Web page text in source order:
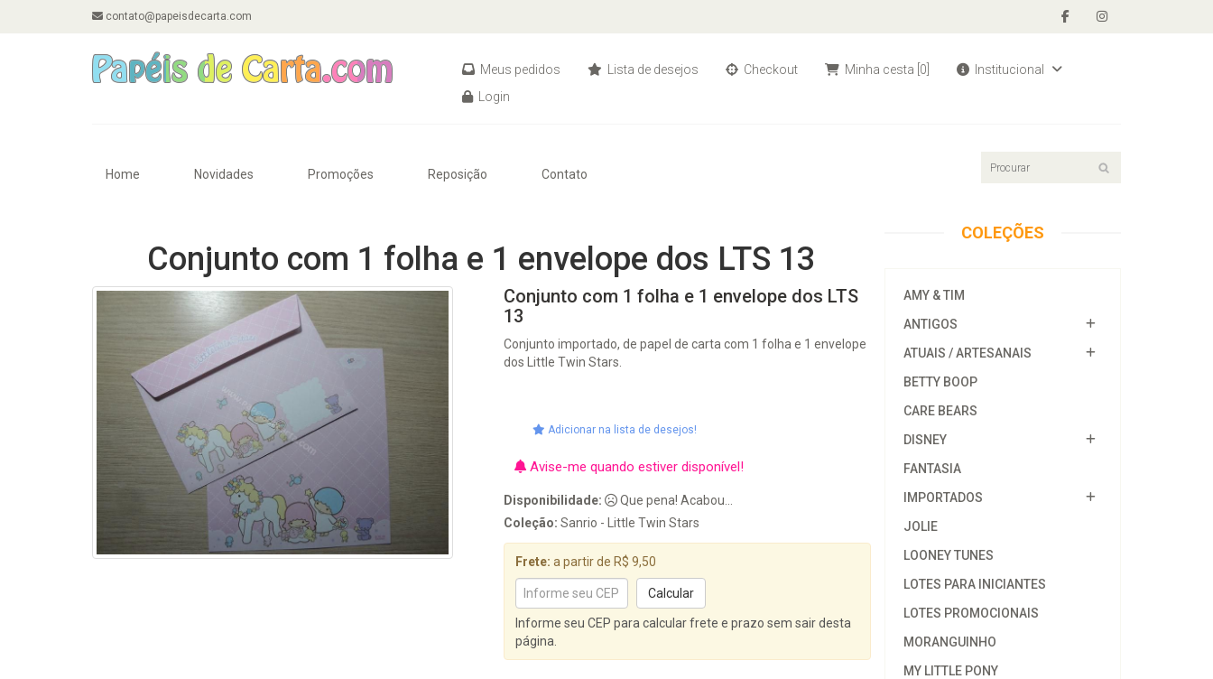
contato@papeisdecarta.com
Meus pedidos Lista de desejos Checkout Minha cesta [0]
Institucional
Login
Home Novidades Promoções Reposição Contato
Conjunto com 1 folha e 1 envelope dos LTS 13
Conjunto com 1 folha e 1 envelope dos LTS
13
Conjunto importado, de papel de carta com 1 folha e 1 envelope
dos Little Twin Stars.
Adicionar na lista de desejos!
Avise-me quando estiver disponível!
Disponibilidade:
Que pena! Acabou...
Coleção: Sanrio - Little Twin Stars
Frete: a partir de R$ 9,50
Informe seu CEP para calcular frete e prazo sem sair desta
página.
COLEÇÕES
AMY & TIM
ANTIGOS
ATUAIS / ARTESANAIS
BETTY BOOP
CARE BEARS
DISNEY
FANTASIA
IMPORTADOS
JOLIE
LOONEY TUNES
LOTES PARA INICIANTES
LOTES PROMOCIONAIS
MORANGUINHO
MY LITTLE PONY